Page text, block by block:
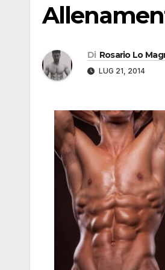
Di Rosario Lo
LUG 21, 2014